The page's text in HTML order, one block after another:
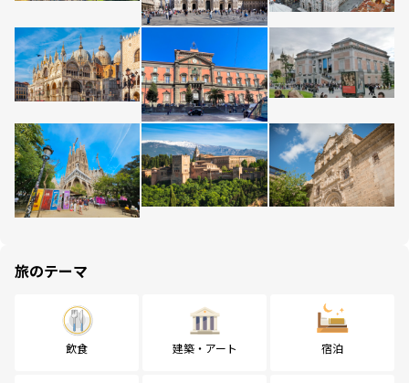
旅のテーマ
飲食 建築・アート 宿泊